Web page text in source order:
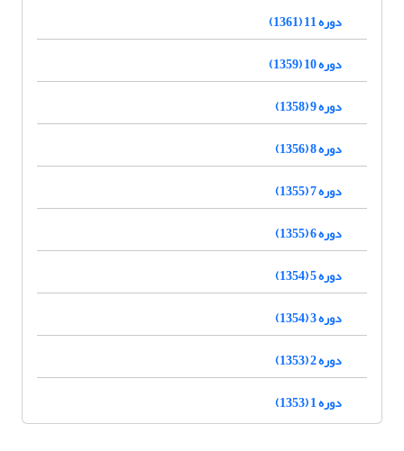
دوره 11 (1361)
دوره 10 (1359)
دوره 9 (1358)
دوره 8 (1356)
دوره 7 (1355)
دوره 6 (1355)
دوره 5 (1354)
دوره 3 (1354)
دوره 2 (1353)
دوره 1 (1353)